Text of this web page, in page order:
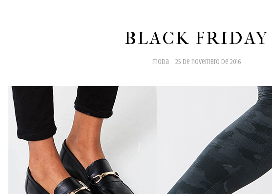
BLACK FRIDAY
moda 25 de novembro de 2016